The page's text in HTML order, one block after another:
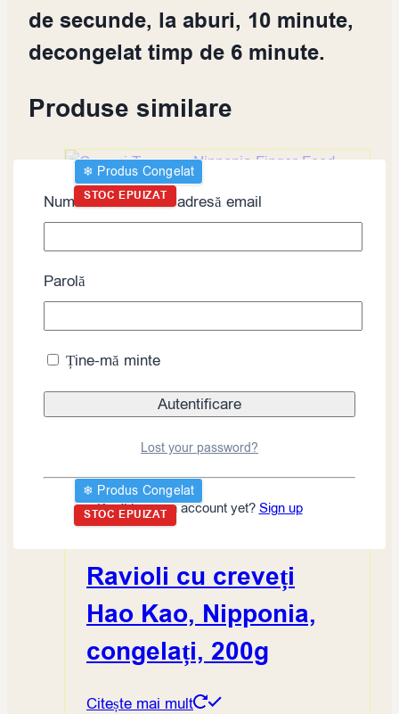
de secunde, la aburi, 10 minute,
decongelat timp de 6 minute.
Produse similare
❄︎ Produs Congelat
STOC EPUIZAT
Creveți Tempura
❄︎ Produs Congelat
STOC EPUIZAT
Ravioli cu creveți
Hao Kao, Nipponia,
congelați, 200g
Citește mai mult
Nume utilizator sau adresă email
Parolă
Ține-mă minte
Lost your password?
Don't have an account yet? Sign up